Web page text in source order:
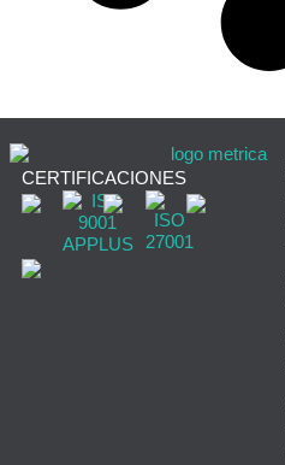
CERTIFICACIONES